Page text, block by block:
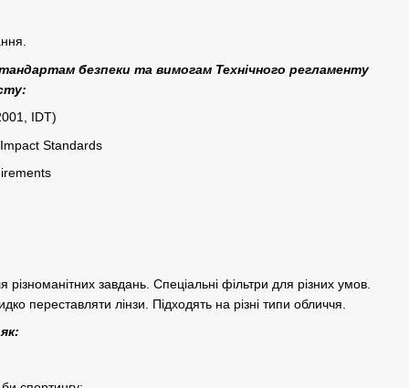
безпеки та вимогам Технічного регламенту
IDT)
Standards
різноманітних завдань. Спеціальні фільтри для різних умов.
переставляти лінзи. Підходять на різні типи обличчя.